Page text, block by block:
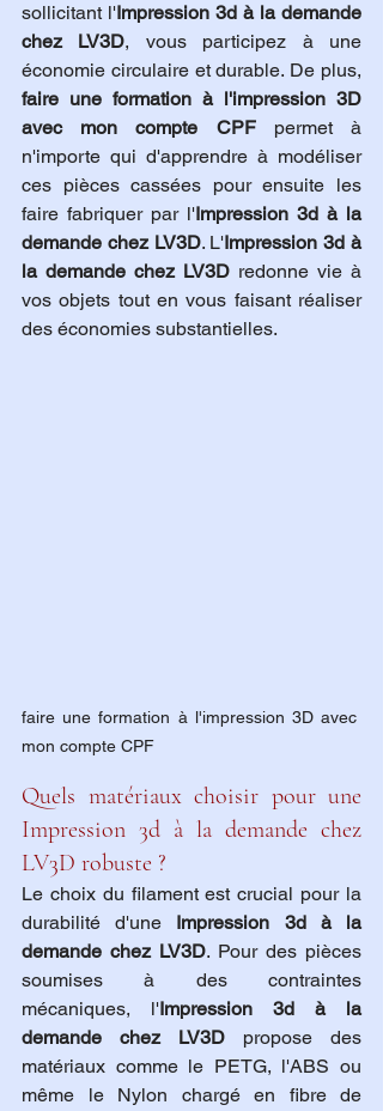
sollicitant l'Impression 3d à la demande
chez LV3D, vous participez à une
faire une formation à l'impression 3D
avec mon compte CPF permet à
n'importe qui d'apprendre à modéliser
ces pièces cassées pour ensuite les
faire fabriquer par l'Impression 3d à la
demande chez LV3D. L'Impression 3d à
la demande chez LV3D redonne vie à
vos objets tout en vous faisant réaliser
des économies substantielles.
faire une formation à l'impression 3D avec
mon compte CPF
Quels matériaux choisir pour une
Impression 3d à la demande chez
LV3D robuste ?
Le choix du filament est crucial pour la
durabilité d'une Impression 3d à la
demande chez LV3D. Pour des pièces
soumises à des contraintes
mécaniques, l'Impression 3d à la
demande chez LV3D propose des
matériaux comme le PETG, l'ABS ou
même le Nylon chargé en fibre de